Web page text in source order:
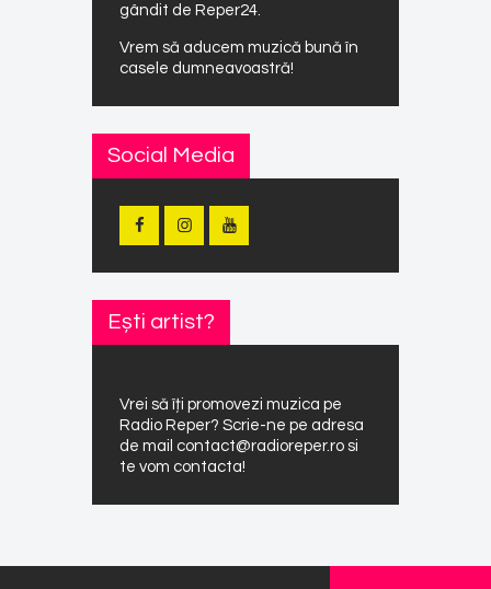
gândit de Reper24.
Vrem să aducem muzică bună în
casele dumneavoastră!
Social Media
Ești artist?
Vrei să îți promovezi muzica pe
Radio Reper? Scrie-ne pe adresa
de mail contact@radioreper.ro si
te vom contacta!